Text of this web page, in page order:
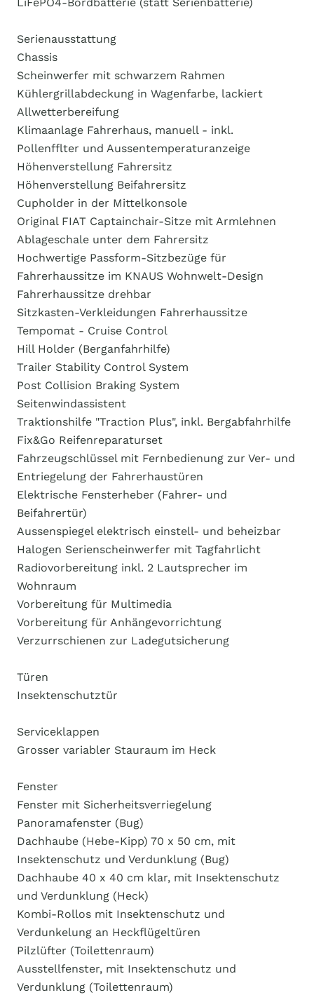
Serienausstattung
Chassis
Scheinwerfer mit schwarzem Rahmen
Kühlergrillabdeckung in Wagenfarbe, lackiert
Allwetterbereifung
Klimaanlage Fahrerhaus, manuell - inkl.
Pollenfflter und Aussentemperaturanzeige
Höhenverstellung Fahrersitz
Höhenverstellung Beifahrersitz
Cupholder in der Mittelkonsole
Original FIAT Captainchair-Sitze mit Armlehnen
Ablageschale unter dem Fahrersitz
Hochwertige Passform-Sitzbezüge für
Fahrerhaussitze im KNAUS Wohnwelt-Design
Fahrerhaussitze drehbar
Sitzkasten-Verkleidungen Fahrerhaussitze
Tempomat - Cruise Control
Hill Holder (Berganfahrhilfe)
Trailer Stability Control System
Post Collision Braking System
Seitenwindassistent
Traktionshilfe "Traction Plus", inkl. Bergabfahrhilfe
Fix&Go Reifenreparaturset
Fahrzeugschlüssel mit Fernbedienung zur Ver- und
Entriegelung der Fahrerhaustüren
Elektrische Fensterheber (Fahrer- und
Beifahrertür)
Aussenspiegel elektrisch einstell- und beheizbar
Halogen Serienscheinwerfer mit Tagfahrlicht
Radiovorbereitung inkl. 2 Lautsprecher im
Wohnraum
Vorbereitung für Multimedia
Vorbereitung für Anhängevorrichtung
Verzurrschienen zur Ladegutsicherung
Türen
Insektenschutztür
Serviceklappen
Grosser variabler Stauraum im Heck
Fenster
Fenster mit Sicherheitsverriegelung
Panoramafenster (Bug)
Dachhaube (Hebe-Kipp) 70 x 50 cm, mit
Insektenschutz und Verdunklung (Bug)
Dachhaube 40 x 40 cm klar, mit Insektenschutz
und Verdunklung (Heck)
Kombi-Rollos mit Insektenschutz und
Verdunkelung an Heckflügeltüren
Pilzlüfter (Toilettenraum)
Ausstellfenster, mit Insektenschutz und
Verdunklung (Toilettenraum)